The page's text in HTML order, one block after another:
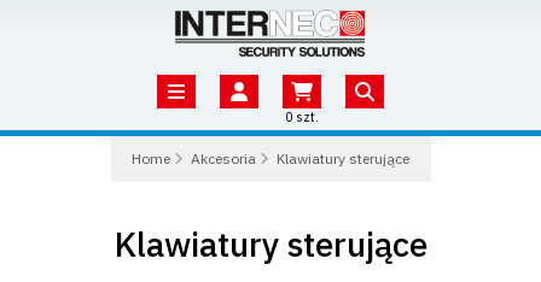
0 szt.
Home Akcesoria Klawiatury sterujące
Klawiatury sterujące